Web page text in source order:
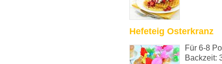
Hefeteig Osterkranz
Für 6-8
Backzeit: